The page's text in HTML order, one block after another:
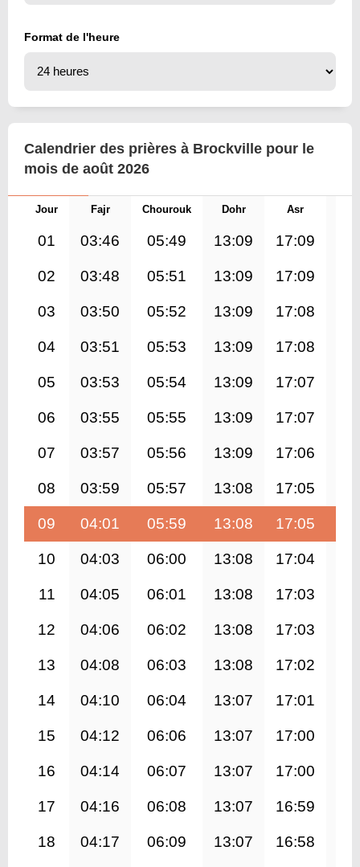
Format de l'heure
Calendrier des prières à Brockville pour le
mois de août 2026
Jour Fajr Chourouk Dohr Asr
01 03:46 05:49 13:09 17:09
02 03:48 05:51 13:09 17:09
03 03:50 05:52 13:09 17:08
04 03:51 05:53 13:09 17:08
05 03:53 05:54 13:09 17:07
06 03:55 05:55 13:09 17:07
07 03:57 05:56 13:09 17:06
08 03:59 05:57 13:08 17:05
09 04:01 05:59 13:08 17:05
10 04:03 06:00 13:08 17:04
11 04:05 06:01 13:08 17:03
12 04:06 06:02 13:08 17:03
13 04:08 06:03 13:08 17:02
14 04:10 06:04 13:07 17:01
15 04:12 06:06 13:07 17:00
16 04:14 06:07 13:07 17:00
17 04:16 06:08 13:07 16:59
18 04:17 06:09 13:07 16:58